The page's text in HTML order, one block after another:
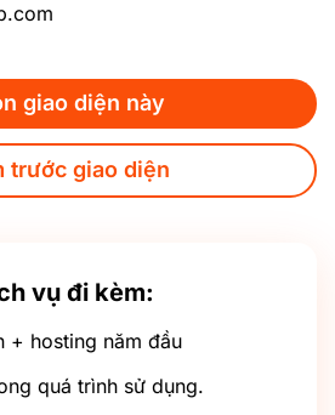
giao diện này
trước giao diện
vụ đi kèm:
+ hosting năm đầu
quá trình sử dụng.